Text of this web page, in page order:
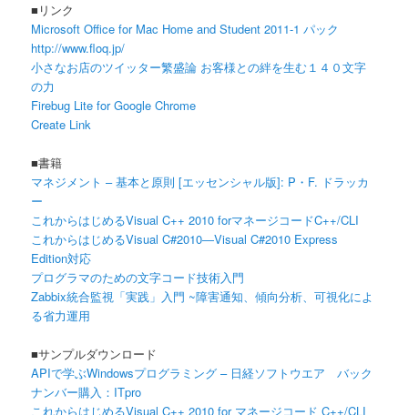
■リンク
Microsoft Office for Mac Home and Student 2011-1 パック
http://www.floq.jp/
小さなお店のツイッター繁盛論 お客様との絆を生む１４０文字
の力
Firebug Lite for Google Chrome
Create Link
■書籍
マネジメント – 基本と原則 [エッセンシャル版]: P・F. ドラッカ
ー
これからはじめるVisual C++ 2010 forマネージコードC++/CLI
これからはじめるVisual C#2010―Visual C#2010 Express
Edition対応
プログラマのための文字コード技術入門
Zabbix統合監視「実践」入門 ~障害通知、傾向分析、可視化によ
る省力運用
■サンプルダウンロード
APIで学ぶWindowsプログラミング – 日経ソフトウエア バック
ナンバー購入：ITpro
これからはじめるVisual C++ 2010 for マネージコード C++/CLI